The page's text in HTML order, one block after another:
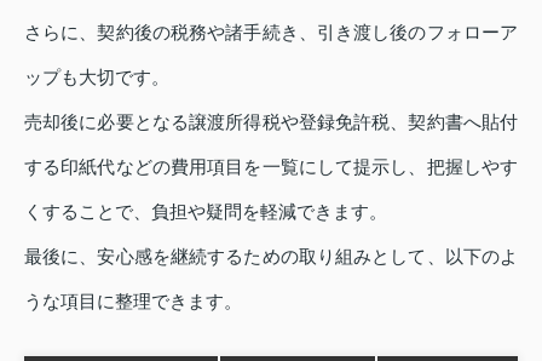
さらに、契約後の税務や諸手続き、引き渡し後のフォローア
ップも大切です。
売却後に必要となる譲渡所得税や登録免許税、契約書へ貼付
する印紙代などの費用項目を一覧にして提示し、把握しやす
くすることで、負担や疑問を軽減できます。
最後に、安心感を継続するための取り組みとして、以下のよ
うな項目に整理できます。